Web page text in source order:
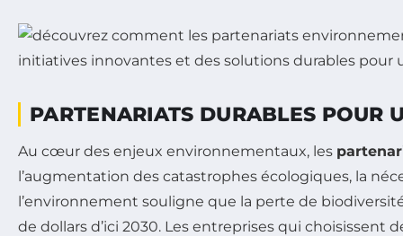
PARTENARIATS DURABLES POUR
Au cœur des enjeux environnementaux, les
l’augmentation des catastrophes écologiques, la
l’environnement souligne que la perte de
de dollars d’ici 2030. Les entreprises qui choisissent